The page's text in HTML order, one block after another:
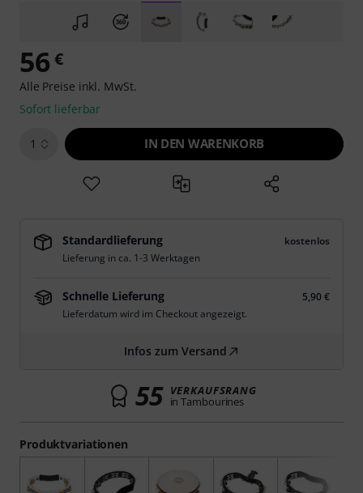
Produktvariationen
56 €
Alle Preise inkl. MwSt.
Sofort lieferbar
1 IN DEN WARENKORB
Standardlieferung
kostenlos
Lieferung in ca. 1-3 Werktagen
Schnelle Lieferung
5,90 €
Lieferdatum wird im Checkout angezeigt.
Infos zum Versand
55 VERKAUFSRANG
in Tambourines